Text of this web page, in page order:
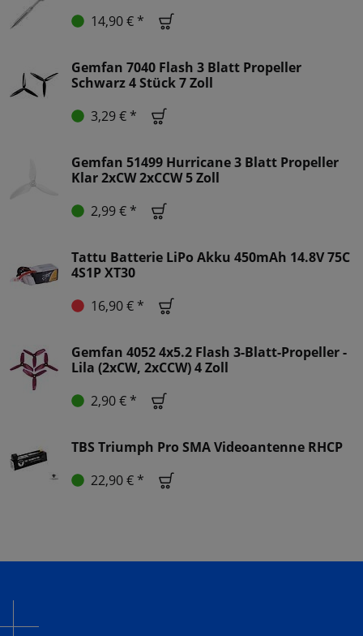
14,90 € *
Gemfan 7040 Flash 3 Blatt Propeller
Schwarz 4 Stück 7 Zoll
3,29 € *
Gemfan 51499 Hurricane 3 Blatt Propeller
Klar 2xCW 2xCCW 5 Zoll
2,99 € *
Tattu Batterie LiPo Akku 450mAh 14.8V 75C
4S1P XT30
16,90 € *
Gemfan 4052 4x5.2 Flash 3-Blatt-Propeller -
Lila (2xCW, 2xCCW) 4 Zoll
2,90 € *
TBS Triumph Pro SMA Videoantenne RHCP
22,90 € *